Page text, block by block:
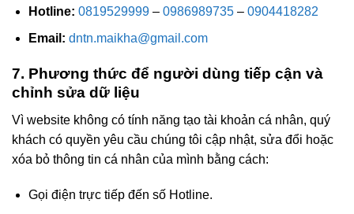
Hotline: 0819529999– 0986989735– 0904418282
Email: dntn.maikha@gmail.com
7. Phương thức để người dùng tiếp cận và
chỉnh sửa dữ liệu
Vì website không có tính năng tạo tài khoản cá nhân, quý
khách có quyền yêu cầu chúng tôi cập nhật, sửa đổi hoặc
xóa bỏ thông tin cá nhân của mình bằng cách:
Gọi điện trực tiếp đến số Hotline.